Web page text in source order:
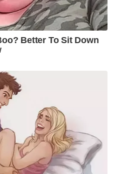
Better To Sit Down